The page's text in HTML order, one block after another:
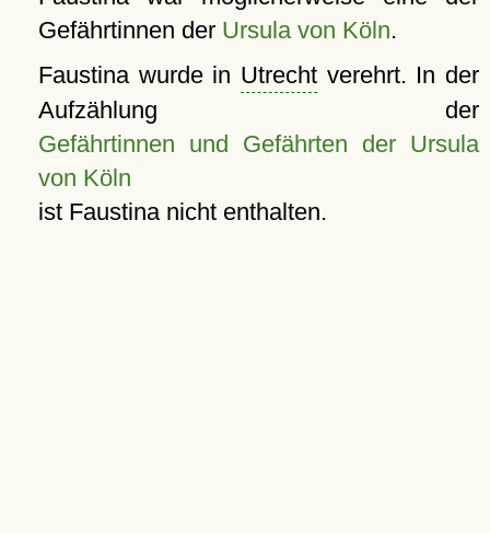
Gefährtinnen der Ursula von Köln.
Faustina wurde in Utrechtverehrt. In der
Aufzählung der
Gefährtinnen und Gefährten der Ursula
von Köln
ist Faustina nicht enthalten.